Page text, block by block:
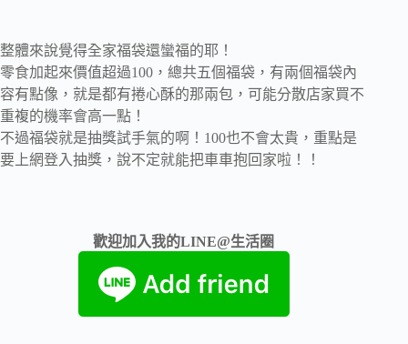
整體來說覺得全家福袋還蠻福的耶！
零食加起來價值超過100，總共五個福袋，有兩個福袋內
容有點像，就是都有捲心酥的那兩包，可能分散店家買不
重複的機率會高一點！
不過福袋就是抽獎試手氣的啊！100也不會太貴，重點是
要上網登入抽獎，說不定就能把車車抱回家啦！！
歡迎加入我的LINE@生活圈